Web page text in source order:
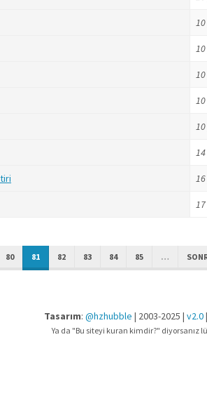
10
10
10
10
10
14
16
17
80 81 82 83 84 85 …
Tasarım: @hzhubble | 2003-2025 | v2.0|
Ya da "Bu siteyi kuran kimdir?" diyorsanız